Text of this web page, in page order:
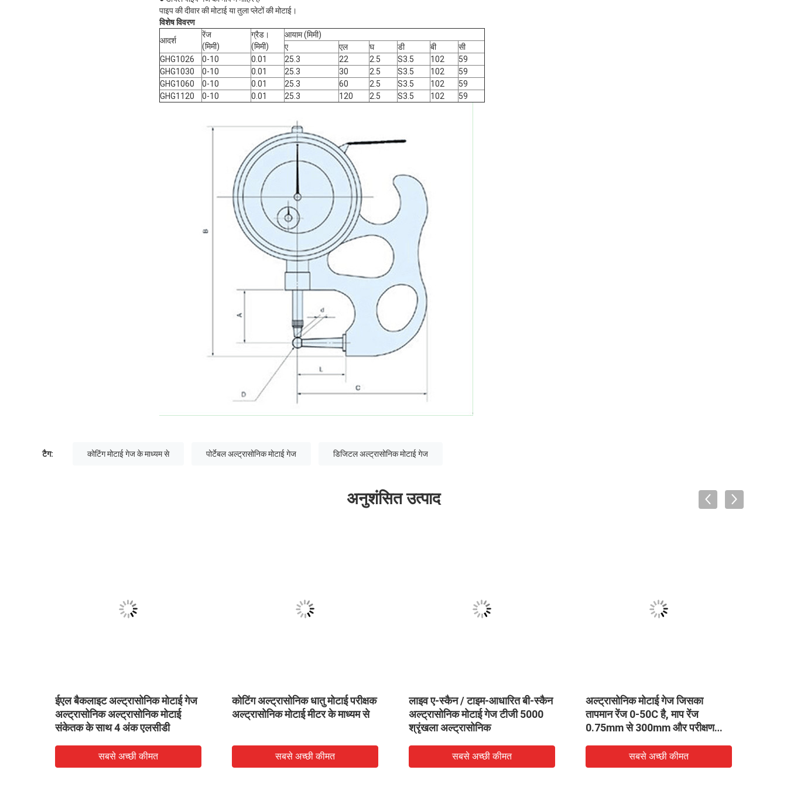
पाइप की दीवार की मोटाई या तुला प्लेटों की मोटाई।
विशेष विवरण
आदर्श
रेंज
(मिमी)
ग्रैड।
(मिमी)
आयाम (मिमी)
ए
एल घ डी बी
सी
GHG1026
0-10 0.01 25.3 22 2.5 S3.5 102
59
GHG1030
0-10 0.01 25.3 30 2.5 S3.5 102
59
GHG1060
0-10 0.01 25.3 60 2.5 S3.5 102
59
GHG1120
0-10 0.01 25.3 120 2.5 S3.5 102 59
टैग: कोटिंग मोटाई गेज के माध्यम से पोर्टेबल अल्ट्रासोनिक मोटाई गेज डिजिटल अल्ट्रासोनिक मोटाई गेज
अनुशंसित उत्पाद
ईएल बैकलाइट अल्ट्रासोनिक मोटाई गेज
अल्ट्रासोनिक अल्ट्रासोनिक मोटाई
संकेतक के साथ 4 अंक एलसीडी
सबसे अच्छी कीमत
कोटिंग अल्ट्रासोनिक धातु मोटाई परीक्षक
अल्ट्रासोनिक मोटाई मीटर के माध्यम से
सबसे अच्छी कीमत
लाइव ए-स्कैन / टाइम-आधारित बी-स्कैन
अल्ट्रासोनिक मोटाई गेज टीजी 5000
श्रृंखला अल्ट्रासोनिक
सबसे अच्छी कीमत
अल्ट्रासोनिक मोटाई गेज जिसका
तापमान रेंज 0-50C है, माप रेंज
0.75mm से 300mm और परीक्षण
सबसे अच्छी कीमत